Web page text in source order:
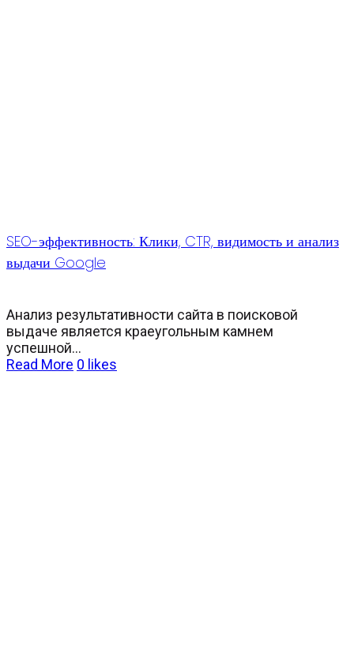
SEO-эффективность: Клики, CTR, видимость и анализ
выдачи Google
Анализ результативности сайта в поисковой
выдаче является краеугольным камнем
успешной...
Read More 0 likes